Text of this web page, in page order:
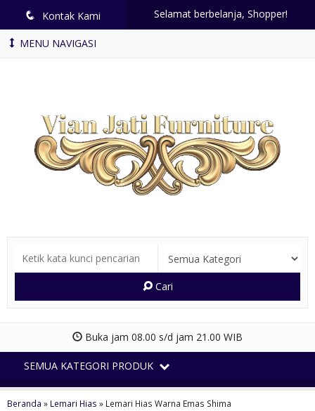
q Kontak Kami Selamat berbelanja, Shopper!
MENU NAVIGASI
Cari
Buka jam 08.00 s/d jam 21.00 WIB
SEMUA KATEGORI PRODUK
Beranda » Lemari Hias » Lemari Hias Warna Emas Shima